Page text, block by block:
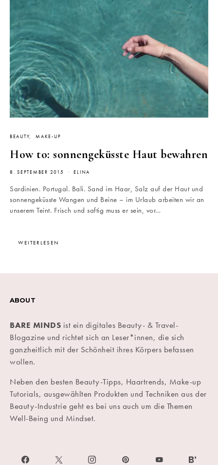
BEAUTY MAKE-UP
How to: sonnengeküsste Haut bewahren
8. SEPTEMBER 2015 ELINA
Sardinien. Portugal. Bali. Sand im Haar, Salz auf der Haut und
sonnengeküsste Wangen und Beine – im Urlaub arbeiten wir an
unserem Teint. Frisch und saftig muss er sein, vor…
WEITERLESEN
ABOUT
BARE MINDS ist ein digitales Beauty- & Travel-
Blogazine und richtet sich an Leser*innen, die sich
ganzheitlich mit der Schönheit ihres Körpers befassen
wollen.
Neben den besten Beauty-Tipps, Haartrends, Make-up
Tutorials, ausgewählten Produkten und Techniken aus der
Beauty-Industrie geht es bei uns auch um die Themen
Well-Being und Mindset.